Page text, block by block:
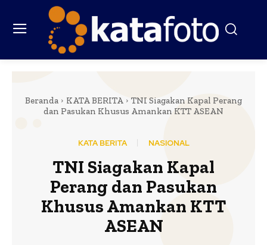
Beranda KATA BERITA
TNI Siagakan Kapal Perang
dan Pasukan Khusus Amankan KTT ASEAN
KATA BERITA NASIONAL
TNI Siagakan Kapal
Perang dan Pasukan
Khusus Amankan KTT
ASEAN